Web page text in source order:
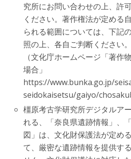
究所にお問い合わせの上、許
ください。著作権法が定める
られる範囲については、下記
照の上、各自ご判断ください。
（文化庁ホームページ「著作
場合」
https://www.bunka.go.jp/
seidokaisetsu/gaiyo/
橿原考古学研究所デジタルア
れる、「奈良県遺跡情報」、
図」は、文化財保護法が定め
て、厳密な遺跡情報を提供す